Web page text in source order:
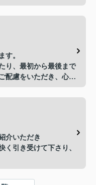
まう物件をすすめてく
寧な対応にプロの仕事
て入居までのプロセス
今後まだ引越しをする
方は、電話だけでなく
店舗に
します。
思います。今回入居ま
きありがとうございま
す。
り、最初から最後まで
配慮をいただき、心よ
ことも多く、不安に思
様が丁寧にご説明くだ
にご対応いただき、本
。改田様のおかげで、
介いただき
く引き受けて下さり、
だき、全てに行き届い